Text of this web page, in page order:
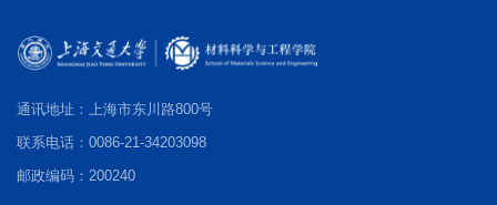
通讯地址：上海市东川路800号
联系电话：0086-21-34203098
邮政编码：200240